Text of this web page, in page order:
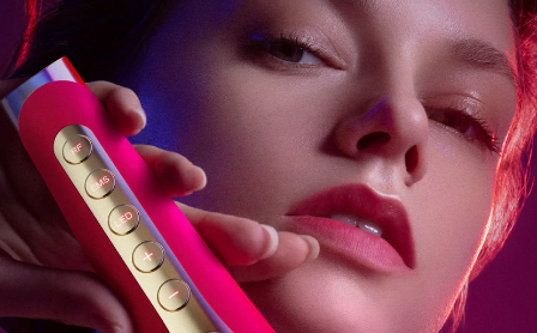
Entrar
Perfil de usuário
Meus aparelhos
Meus pedidos
Meus endereços
As minhas subscrições
NOVIDADE
FAQ™ Pure Beauty-Tech Elixir
BREAKING NEWS
issa™ Teeth Whitening Set
Idioma
English Deutsch
Español
Français
Italiano
Português
Polski
Svenska
Русский
Türkçe
简体中文 繁體中文